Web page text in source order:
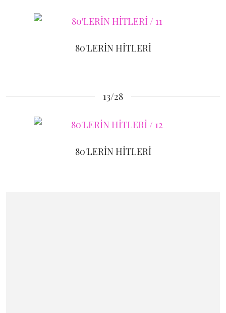
80'LERİN HİTLERİ
13/28
80'LERİN HİTLERİ